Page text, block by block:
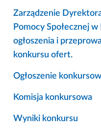
Zarządzenie
Pomocy Społecznej
ogłoszenia i
konkursu ofert.
Ogłoszenie
Komisja konkursowa
Wyniki konkursu